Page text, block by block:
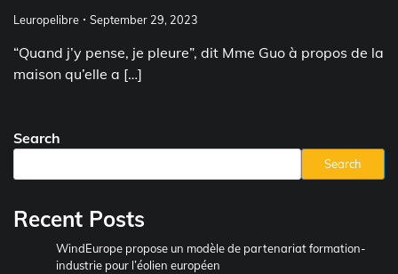
Leuropelibre September 29, 2023
“Quand j’y pense, je pleure”, dit Mme Guo à propos de la
maison qu’elle a […]
Search
Search
Recent Posts
WindEurope propose un modèle de partenariat formation-
industrie pour l’éolien européen